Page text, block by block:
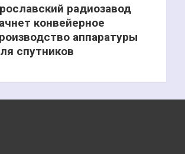
радиозавод
конвейерное
аппаратуры
спутников